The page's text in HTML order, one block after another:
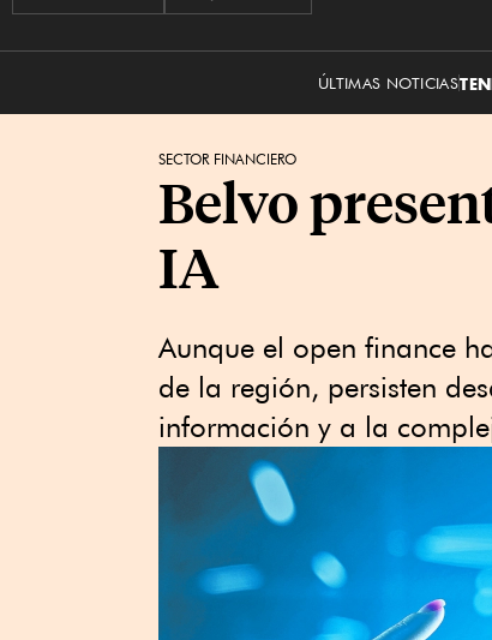
ÚLTIMAS NOTICIAS
SECTOR FINANCIERO
Belvo
IA
Aunque el open finance
de la región, persisten
información y a la